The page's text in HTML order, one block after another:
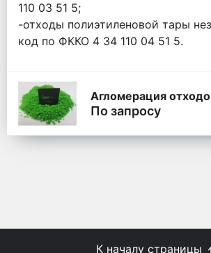
110 03 51 5;
-отходы полиэтиленовой тары
код по ФККО 4 34 110 04 51 5.
Агломерация
По запросу
К началу страницы